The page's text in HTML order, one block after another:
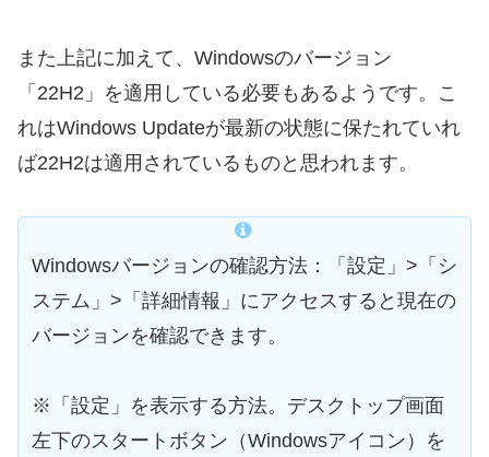
また上記に加えて、Windowsのバージョン
「22H2」を適用している必要もあるようです。こ
れはWindows Updateが最新の状態に保たれていれ
ば22H2は適用されているものと思われます。
Windowsバージョンの確認方法：「設定」>「シ
ステム」>「詳細情報」にアクセスすると現在の
バージョンを確認できます。
※「設定」を表示する方法。デスクトップ画面
左下のスタートボタン（Windowsアイコン）を